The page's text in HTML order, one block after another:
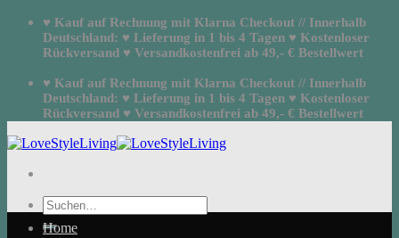
Zum
springen
♥ Kauf auf Rechnung mit Klarna Checkout // Innerhalb
Deutschland: ♥ Lieferung in 1 bis 4 Tagen ♥ Kostenloser
Rückversand ♥ Versandkostenfrei ab 49,- € Bestellwert
♥ Kauf auf Rechnung mit Klarna Checkout // Innerhalb
Deutschland: ♥ Lieferung in 1 bis 4 Tagen ♥ Kostenloser
Rückversand ♥ Versandkostenfrei ab 49,- € Bestellwert
Suchen
nach:
Home